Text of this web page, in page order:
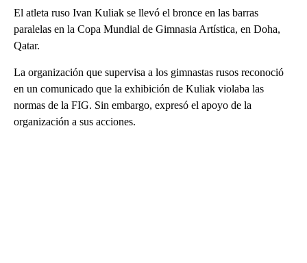
El atleta ruso Ivan Kuliak se llevó el bronce en las barras
paralelas en la Copa Mundial de Gimnasia Artística, en Doha,
Qatar.
La organización que supervisa a los gimnastas rusos reconoció
en un comunicado que la exhibición de Kuliak violaba las
normas de la FIG. Sin embargo, expresó el apoyo de la
organización a sus acciones.